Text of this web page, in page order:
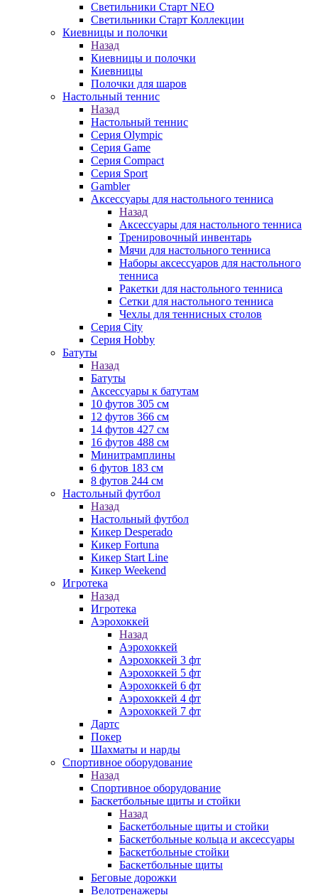
Светильники Старт NEO
Светильники Старт Коллекции
Киевницы и полочки
Назад
Киевницы и полочки
Киевницы
Полочки для шаров
Настольный теннис
Назад
Настольный теннис
Серия Olympic
Серия Game
Серия Compact
Серия Sport
Gambler
Аксессуары для настольного тенниса
Назад
Аксессуары для настольного тенниса
Тренировочный инвентарь
Мячи для настольного тенниса
Наборы аксессуаров для настольного
тенниса
Ракетки для настольного тенниса
Сетки для настольного тенниса
Чехлы для теннисных столов
Серия City
Серия Hobby
Батуты
Назад
Батуты
Аксессуары к батутам
10 футов 305 см
12 футов 366 см
14 футов 427 см
16 футов 488 см
Минитрамплины
6 футов 183 см
8 футов 244 см
Настольный футбол
Назад
Настольный футбол
Кикер Desperado
Кикер Fortuna
Кикер Start Line
Кикер Weekend
Игротека
Назад
Игротека
Аэрохоккей
Назад
Аэрохоккей
Аэрохоккей 3 фт
Аэрохоккей 5 фт
Аэрохоккей 6 фт
Аэрохоккей 4 фт
Аэрохоккей 7 фт
Дартс
Покер
Шахматы и нарды
Спортивное оборудование
Назад
Спортивное оборудование
Баскетбольные щиты и стойки
Назад
Баскетбольные щиты и стойки
Баскетбольные кольца и аксессуары
Баскетбольные стойки
Баскетбольные щиты
Беговые дорожки
Велотренажеры